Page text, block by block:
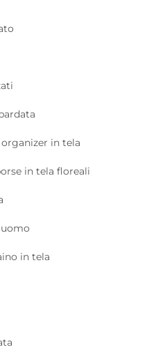
organizer in tela
in tela floreali
in tela